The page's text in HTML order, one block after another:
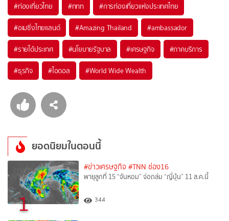
#ท่องเที่ยวไทย #ททท #การท่องเที่ยวแห่งประเทศไทย
#อเมซิ่งไทยแลนด์ #Amazing Thailand #ambassador
#รายได้ประเทศ #นโยบายรัฐบาล #เศรษฐกิจ #ภาคบริการ
#ธุรกิจ #ไอดอล #World Wide Wealth
ยอดนิยมในตอนนี้
1
#ข่าวเศรษฐกิจ #TNN ช่อง16
พายุลูกที่ 15 “จันหอม” จ่อถล่ม “ญี่ปุ่น” 11 ส.ค.นี้
344